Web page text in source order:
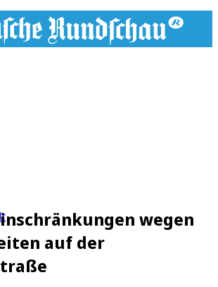
wegen
auf der